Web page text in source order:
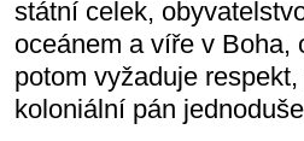
státní celek,
oceánem a víře v Boha,
potom vyžaduje
koloniální pán